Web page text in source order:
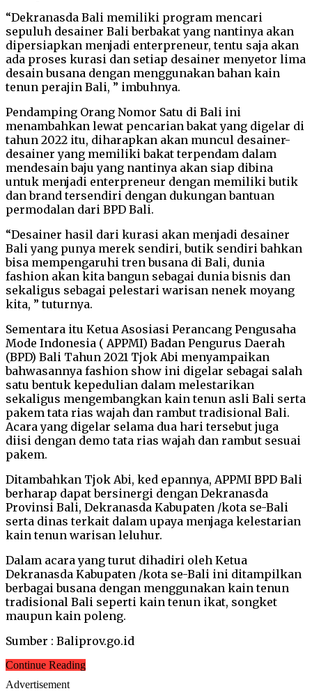
“Dekranasda Bali memiliki program mencari
sepuluh desainer Bali berbakat yang nantinya akan
dipersiapkan menjadi enterpreneur, tentu saja akan
ada proses kurasi dan setiap desainer menyetor lima
desain busana dengan menggunakan bahan kain
tenun perajin Bali, ” imbuhnya.
Pendamping Orang Nomor Satu di Bali ini
menambahkan lewat pencarian bakat yang digelar di
tahun 2022 itu, diharapkan akan muncul desainer-
desainer yang memiliki bakat terpendam dalam
mendesain baju yang nantinya akan siap dibina
untuk menjadi enterpreneur dengan memiliki butik
dan brand tersendiri dengan dukungan bantuan
permodalan dari BPD Bali.
“Desainer hasil dari kurasi akan menjadi desainer
Bali yang punya merek sendiri, butik sendiri bahkan
bisa mempengaruhi tren busana di Bali, dunia
fashion akan kita bangun sebagai dunia bisnis dan
sekaligus sebagai pelestari warisan nenek moyang
kita, ” tuturnya.
Sementara itu Ketua Asosiasi Perancang Pengusaha
Mode Indonesia ( APPMI) Badan Pengurus Daerah
(BPD) Bali Tahun 2021 Tjok Abi menyampaikan
bahwasannya fashion show ini digelar sebagai salah
satu bentuk kepedulian dalam melestarikan
sekaligus mengembangkan kain tenun asli Bali serta
pakem tata rias wajah dan rambut tradisional Bali.
Acara yang digelar selama dua hari tersebut juga
diisi dengan demo tata rias wajah dan rambut sesuai
pakem.
Ditambahkan Tjok Abi, ked epannya, APPMI BPD Bali
berharap dapat bersinergi dengan Dekranasda
Provinsi Bali, Dekranasda Kabupaten /kota se-Bali
serta dinas terkait dalam upaya menjaga kelestarian
kain tenun warisan leluhur.
Dalam acara yang turut dihadiri oleh Ketua
Dekranasda Kabupaten /kota se-Bali ini ditampilkan
berbagai busana dengan menggunakan kain tenun
tradisional Bali seperti kain tenun ikat, songket
maupun kain poleng.
Sumber : Baliprov.go.id
Continue Reading
Advertisement